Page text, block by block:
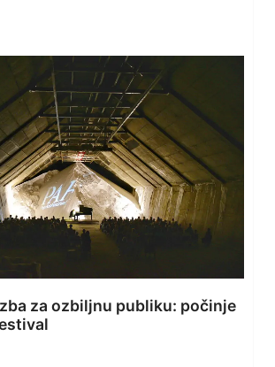
za ozbiljnu publiku: počinje